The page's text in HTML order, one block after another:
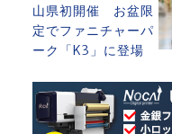
山県初開催 お盆限
定でファニチャーパ
ーク「K3」に登場